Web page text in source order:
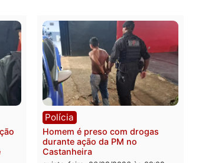
trio na
Jovem é encontrado
Rua dos Cravos e caso é
investigado pela polícia